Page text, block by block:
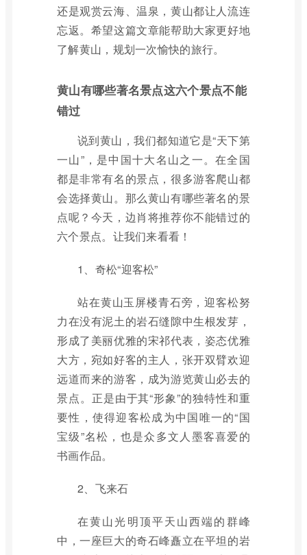
还是观赏云海、温泉，黄山都让人流连
忘返。希望这篇文章能帮助大家更好地
了解黄山，规划一次愉快的旅行。
黄山有哪些著名景点这六个景点不能
错过
说到黄山，我们都知道它是“天下第
一山”，是中国十大名山之一。在全国
都是非常有名的景点，很多游客爬山都
会选择黄山。那么黄山有哪些著名的景
点呢？今天，边肖将推荐你不能错过的
六个景点。让我们来看看！
1、奇松“迎客松”
站在黄山玉屏楼青石旁，迎客松努
力在没有泥土的岩石缝隙中生根发芽，
形成了美丽优雅的宋祁代表，姿态优雅
大方，宛如好客的主人，张开双臂欢迎
远道而来的游客，成为游览黄山必去的
景点。正是由于其“形象”的独特性和重
要性，使得迎客松成为中国唯一的“国
宝级”名松，也是众多文人墨客喜爱的
书画作品。
2、飞来石
在黄山光明顶平天山西端的群峰
中，一座巨大的奇石峰矗立在平坦的岩